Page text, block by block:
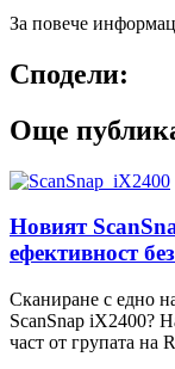
За повече
Сподели:
Още
Новият
ефективност
Сканиране с едно
ScanSnap iX2400?
част от групата на